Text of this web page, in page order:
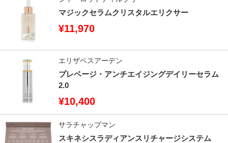
マジックセラムクリスタルエリクサー
¥11,970
エリザベスアーデン
プレベージ・アンチエイジングデイリーセラム
2.0
¥10,400
サラチャップマン
スキネシスラディアンスリチャージシステム